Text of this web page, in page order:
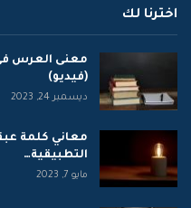
اخترنا لك
معنى العرس في
(فيديو)
ديسمبر 24, 2023
معاني كلمة
التطبيقية…
مايو 7, 2023